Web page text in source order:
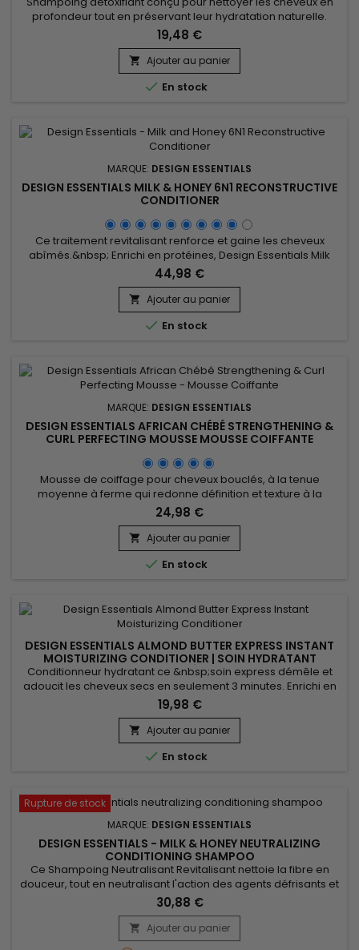
profondeur tout en préservant leur hydratation naturelle.
Enrichi en protéine d’Avoine et en Henné, il élimine
efficacement les résidus, impuretés et l'excès de sébum,
renforce la fibre capillaire.&nbsp; Enrichi en protéine
d’avoine, Design Essentials Oat Protein and Henna Deep
Cleansing Shampoo...
19,48 €
 Ajouter au panier
 En stock
MARQUE: DESIGN ESSENTIALS
DESIGN ESSENTIALS MILK & HONEY 6N1 RECONSTRUCTIVE
CONDITIONER
Ce traitement revitalisant renforce et gaine les cheveux
abîmés.&nbsp; Enrichi en protéines, Design Essentials Milk
and Honey 6N1 Reconstructive Conditioner hydrate, adoucit,
scelle les cuticules et restaure les cheveux à un pH
normal.&nbsp; Ce traitement revitalisant fortifie les cheveux,
leur donne maniabilité, souplesse et brillance.&nbsp;
Design...
44,98 €
 Ajouter au panier
 En stock
MARQUE: DESIGN ESSENTIALS
DESIGN ESSENTIALS AFRICAN CHÉBÉ STRENGTHENING &
CURL PERFECTING MOUSSE MOUSSE COIFFANTE
Mousse de coiffage pour cheveux bouclés, à la tenue
moyenne à ferme qui redonne définition et texture à la
chevelure. Elle renforce la tige capillaire.&nbsp;Grâce au
mélange d’extrait africain, d’extrait de chébé et de protéine
de blé, &nbsp;Design Essentials - African Chébé -
Strengthening & Curl Perfecting Mousse apporte force et
l'élasticité des...
24,98 €
 Ajouter au panier
 En stock
DESIGN ESSENTIALS ALMOND BUTTER EXPRESS INSTANT
MOISTURIZING CONDITIONER | SOIN HYDRATANT
INSTANTANÉ |306G
Conditionneur hydratant ce &nbsp;soin express démêle et
adoucit les cheveux secs en seulement 3 minutes. Enrichi en
beurre d’amande, Design Essentials Almond Butter Express
Instant Moisturizing Conditioner &nbsp;pénètre en
profondeur pour restaurer l’hydratation, renforcer la
souplesse et faciliter le coiffage. Ce revitalisant capillaire est
idéal pour...
19,98 €
 Ajouter au panier
 En stock
Rupture de stock
MARQUE: DESIGN ESSENTIALS
DESIGN ESSENTIALS - MILK & HONEY NEUTRALIZING
CONDITIONING SHAMPOO
Ce Shampoing Neutralisant Revitalisant nettoie la fibre en
douceur, tout en neutralisant l'action des agents défrisants et
rétablit un pH neutre aux cheveux défrisés.&nbsp; Grâce à sa
formule enrichie en Miel, vitamines et en protéines, Design
Essentials Neutralizing Conditioning Shampoo revitalise les
cheveux après le défrisage, il apporte douceur et...
30,88 €
 Ajouter au panier